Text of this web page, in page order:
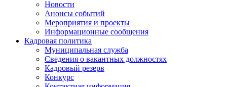
Новости
Анонсы событий
Мероприятия и проекты
Информационные сообщения
Кадровая политика
Муниципальная служба
Сведения о вакантных должностях
Кадровый резерв
Конкурс